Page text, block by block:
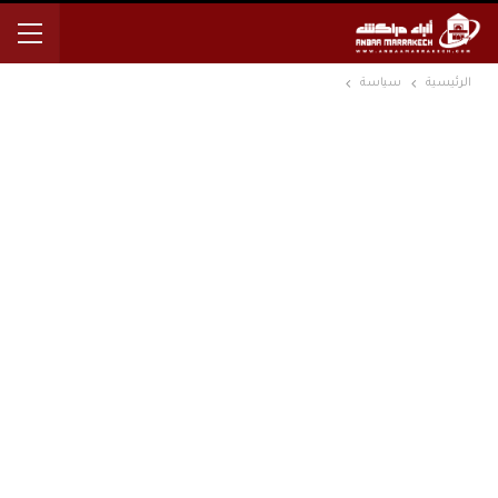
الرئيسية سياسة